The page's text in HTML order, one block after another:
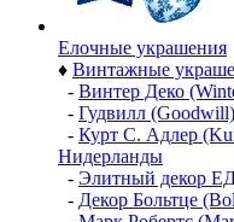
Елочные украшения
♦ Винтажные
- Винтер Деко
- Гудвилл
- Курт С. Адлер
Нидерланды
- Элитный декор
- Декор Больтце